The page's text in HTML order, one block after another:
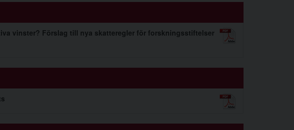
vinster? Förslag till nya skatteregler för forskningsstiftelser